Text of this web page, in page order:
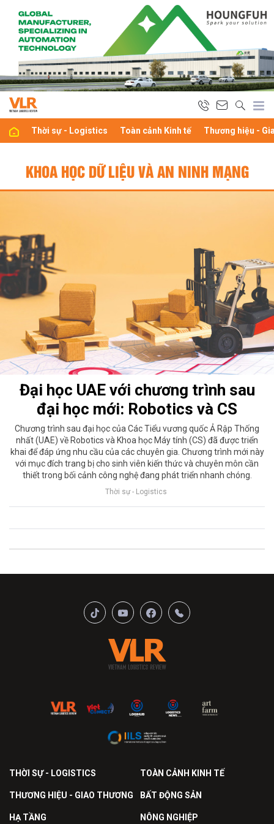
Thời sự - Logistics Toàn cảnh Kinh tế Thương hiệu -
KHOA HỌC DỮ LIỆU VÀ AN NINH MẠNG
Đại học UAE với chương trình sau
đại học mới: Robotics và CS
Chương trình sau đại học của Các Tiểu vương quốc Ả Rập Thống
nhất (UAE) về Robotics và Khoa học Máy tính (CS) đã được triển
khai để đáp ứng nhu cầu của các chuyên gia. Chương trình mới này
với mục đích trang bị cho sinh viên kiến ​​thức và chuyên môn cần
thiết trong bối cảnh công nghệ đang phát triển nhanh chóng.
Thời sự - Logistics
THỜI SỰ - LOGISTICS TOÀN CẢNH KINH TẾ
THƯƠNG HIỆU - GIAO THƯƠNG BẤT ĐỘNG SẢN
HẠ TẦNG NÔNG NGHIỆP